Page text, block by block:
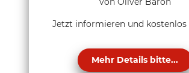
Jetzt informieren und kostenlos
Mehr Details bitte...